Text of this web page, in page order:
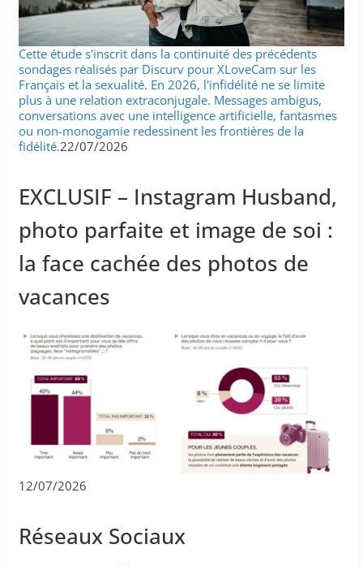
Cette étude s'inscrit dans la continuité des précédents
sondages réalisés par Discurv pour XLoveCam sur les
Français et la sexualité. En 2026, l'infidélité ne se limite
plus à une relation extraconjugale. Messages ambigus,
conversations avec une intelligence artificielle, fantasmes
ou non-monogamie redessinent les frontières de la
fidélité.22/07/2026
EXCLUSIF – Instagram Husband,
photo parfaite et image de soi :
la face cachée des photos de
vacances
12/07/2026
Réseaux Sociaux